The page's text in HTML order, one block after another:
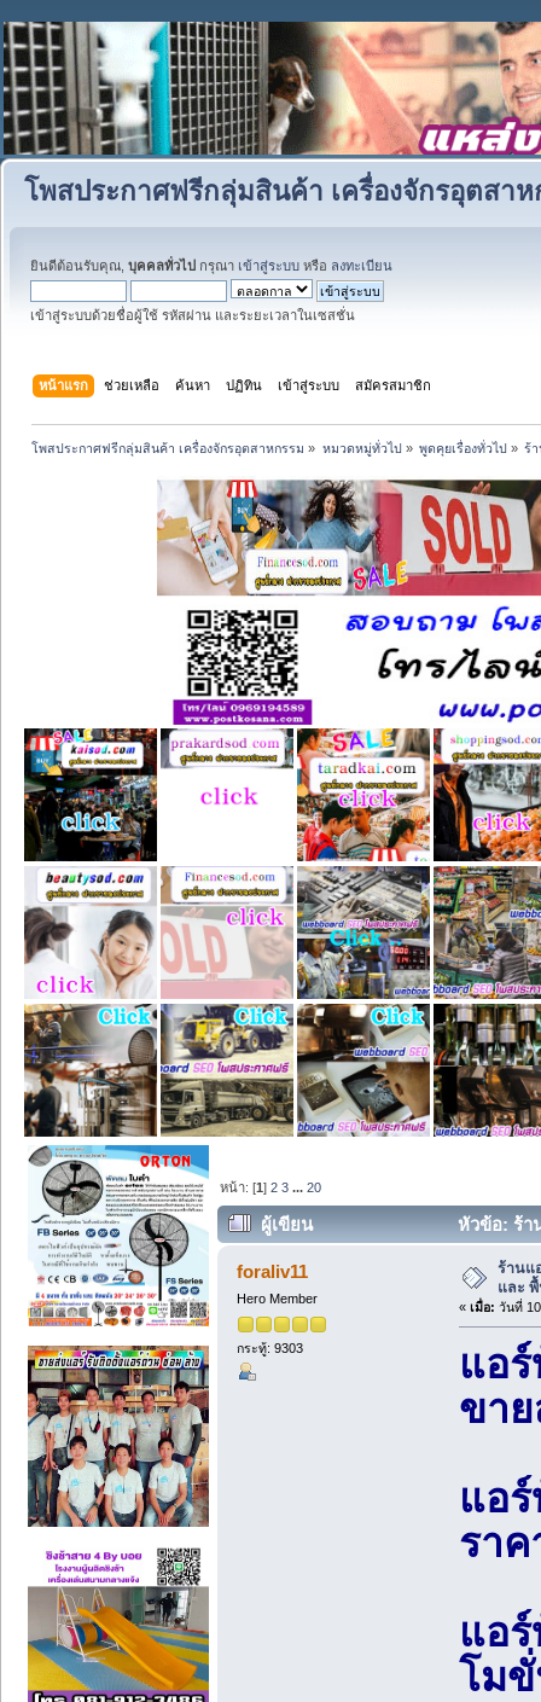
โพสประกาศฟรีกลุ่มสินค้า เครื่องจักรอุตสาห
ยินดีต้อนรับคุณ, บุคคลทั่วไป กรุณา เข้าสู่ระบบ หรือ ลงทะเบียน
เข้าสู่ระบบด้วยชื่อผู้ใช้ รหัสผ่าน และระยะเวลาในเซสชั่น
หน้าแรก ช่วยเหลือ ค้นหา ปฏิทิน เข้าสู่ระบบ สมัครสมาชิก
โพสประกาศฟรีกลุ่มสินค้า เครื่องจักรอุตสาหกรรม » หมวดหมู่ทั่วไป» พูดคุยเรื่องทั่วไป» ร้
หน้า: [1]2 3 ...20
ผู้เขียน
หัวข้อ: ร้า
27590 ครั้ง)
foraliv11
Hero Member
กระทู้: 9303
ร้านแ
และ พื้
« เมื่อ: วันที่
แอ
ขาย
แอ
ราค
แอ
โม